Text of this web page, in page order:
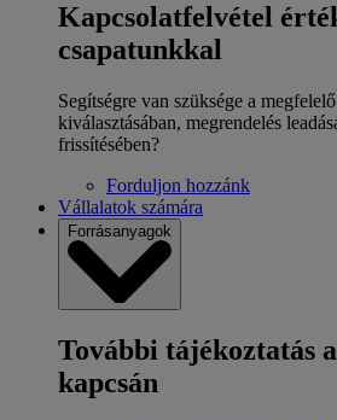
Kapcsolatfelvétel
csapatunkkal
Segítségre van szüksége a
kiválasztásában, megrendelés
frissítésében?
Forduljon hozzánk
Vállalatok számára
Forrásanyagok
További tájékoztatás
kapcsán